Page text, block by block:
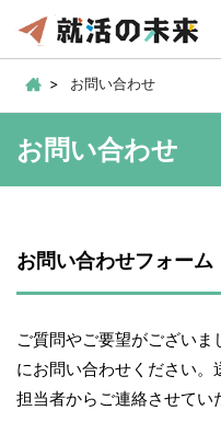
お問い合わせ
お問い合わせ
お問い合わせフォーム
ご質問やご要望がござい
にお問い合わせください。
担当者からご連絡させてい